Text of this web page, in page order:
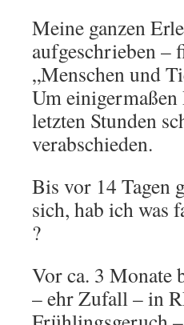
Meine ganzen
aufgeschrieben –
„Menschen und
Um
letzten Stunden
verabschieden.
Bis vor 14 Tagen
sich, hab ich was
?
Vor ca. 3 Monate
– ehr Zufall – in